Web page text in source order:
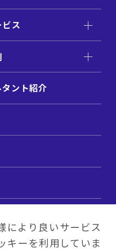
ス
ント紹介
により良いサービス
キーを利用していま